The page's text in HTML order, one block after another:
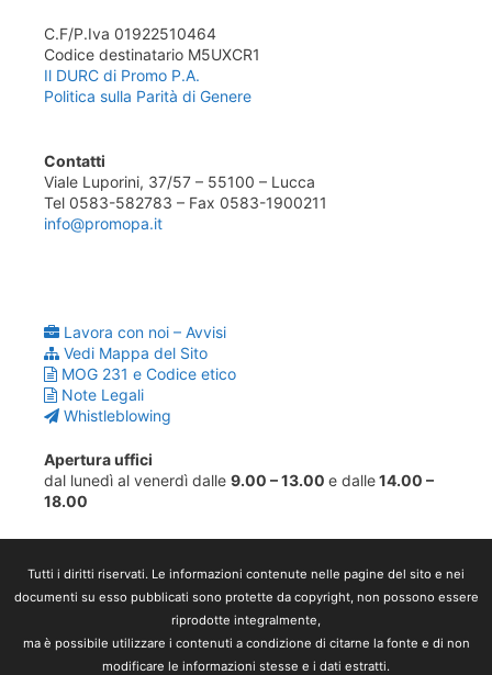
C.F/P.Iva 01922510464
Codice destinatario M5UXCR1
Il DURC di Promo P.A.
Politica sulla Parità di Genere
Contatti
Viale Luporini, 37/57 – 55100 – Lucca
Tel 0583-582783 – Fax 0583-1900211
info@promopa.it
Lavora con noi – Avvisi
Vedi Mappa del Sito
MOG 231 e Codice etico
Note Legali
Whistleblowing
Apertura uffici
dal lunedì al venerdì dalle 9.00 – 13.00 e dalle14.00 –
18.00
Tutti i diritti riservati. Le informazioni contenute nelle pagine del sito e nei
documenti su esso pubblicati sono protette da copyright, non possono essere
riprodotte integralmente,
ma è possibile utilizzare i contenuti a condizione di citarne la fonte e di non
modificare le informazioni stesse e i dati estratti.